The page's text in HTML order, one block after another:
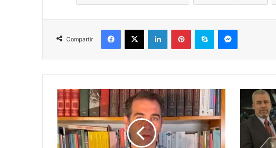
Compartir
Facebook
X LinkedInPinterestSkype Messenger
INE
Impugnará
Ante
La
SCJN
Recorte
Bedolla:
Ayudará
A
Tlalpujahua;
Edificio